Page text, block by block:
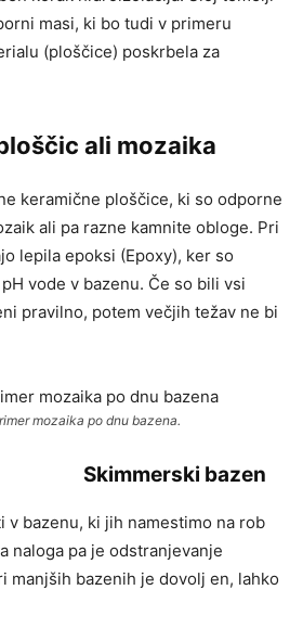
masi, ki bo tudi v primeru
(ploščice) poskrbela za
ali mozaika
keramične ploščice, ki so odporne
ali pa razne kamnite obloge. Pri
lepila epoksi (Epoxy), ker so
vode v bazenu. Če so bili vsi
pravilno, potem večjih težav ne bi
mozaika po dnu bazena.
Skimmerski bazen
v bazenu, ki jih namestimo na rob
naloga pa je odstranjevanje
manjših bazenih je dovolj en, lahko